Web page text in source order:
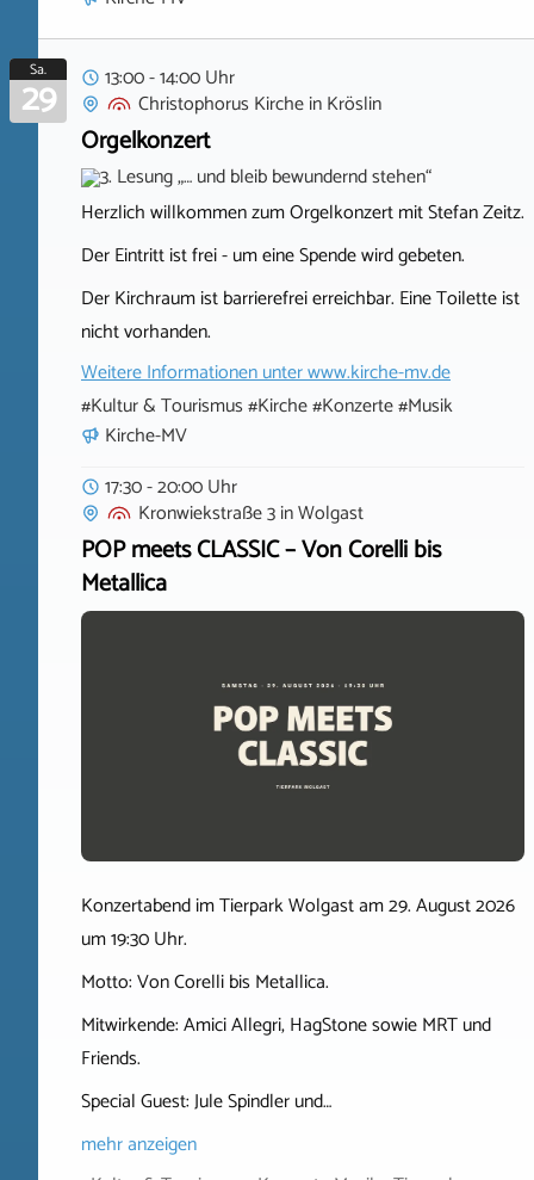
Sa.
29
13:00 - 14:00 Uhr
Christophorus KircheinKröslin
Orgelkonzert
Herzlich willkommen zum Orgelkonzert mit Stefan Zeitz.
Der Eintritt ist frei - um eine Spende wird gebeten.
Der Kirchraum ist barrierefrei erreichbar. Eine Toilette ist
nicht vorhanden.
Weitere Informationen unterwww.kirche-mv.de
#Kultur & Tourismus #Kirche #Konzerte #Musik
Kirche-MV
17:30 - 20:00 Uhr
Kronwiekstraße 3inWolgast
POP meets CLASSIC – Von Corelli bis
Metallica
Konzertabend im Tierpark Wolgast am 29. August 2026
um 19:30 Uhr.
Motto: Von Corelli bis Metallica.
Mitwirkende: Amici Allegri, HagStone sowie MRT und
Friends.
Special Guest: Jule Spindler und…
mehr anzeigen